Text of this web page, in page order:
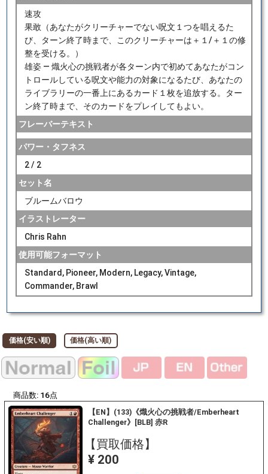
速攻
果敢（あなたがクリーチャーでない呪文１つを唱えるた
び、ターン終了時まで、このクリーチャーは＋１/＋１の修
整を受ける。）
雄姿 ― 熾火心の挑戦者が各ターン内で初めてあなたがコン
トロールしている呪文や能力の対象になるたび、あなたの
ライブラリーの一番上にあるカード１枚を追放する。ター
ン終了時まで、そのカードをプレイしてもよい。
フレーバーテキスト
パワー・タフネス
2 / 2
セット名
ブルームバロウ
イラストレーター
Chris Rahn
使用可能フォーマット
Standard, Pioneer, Modern, Legacy, Vintage,
Commander, Brawl
価格(安い順) 価格(高い順)
商品数: 16点
【EN】(133)《熾火心の挑戦者/Emberheart
Challenger》[BLB] 赤R
【買取価格】
¥ 200